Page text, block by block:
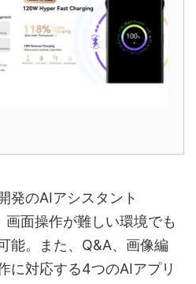
発のAIアシスタント
画面操作が難しい環境でも
能。また、Q&A、画像編
に対応する4つのAIアプリ